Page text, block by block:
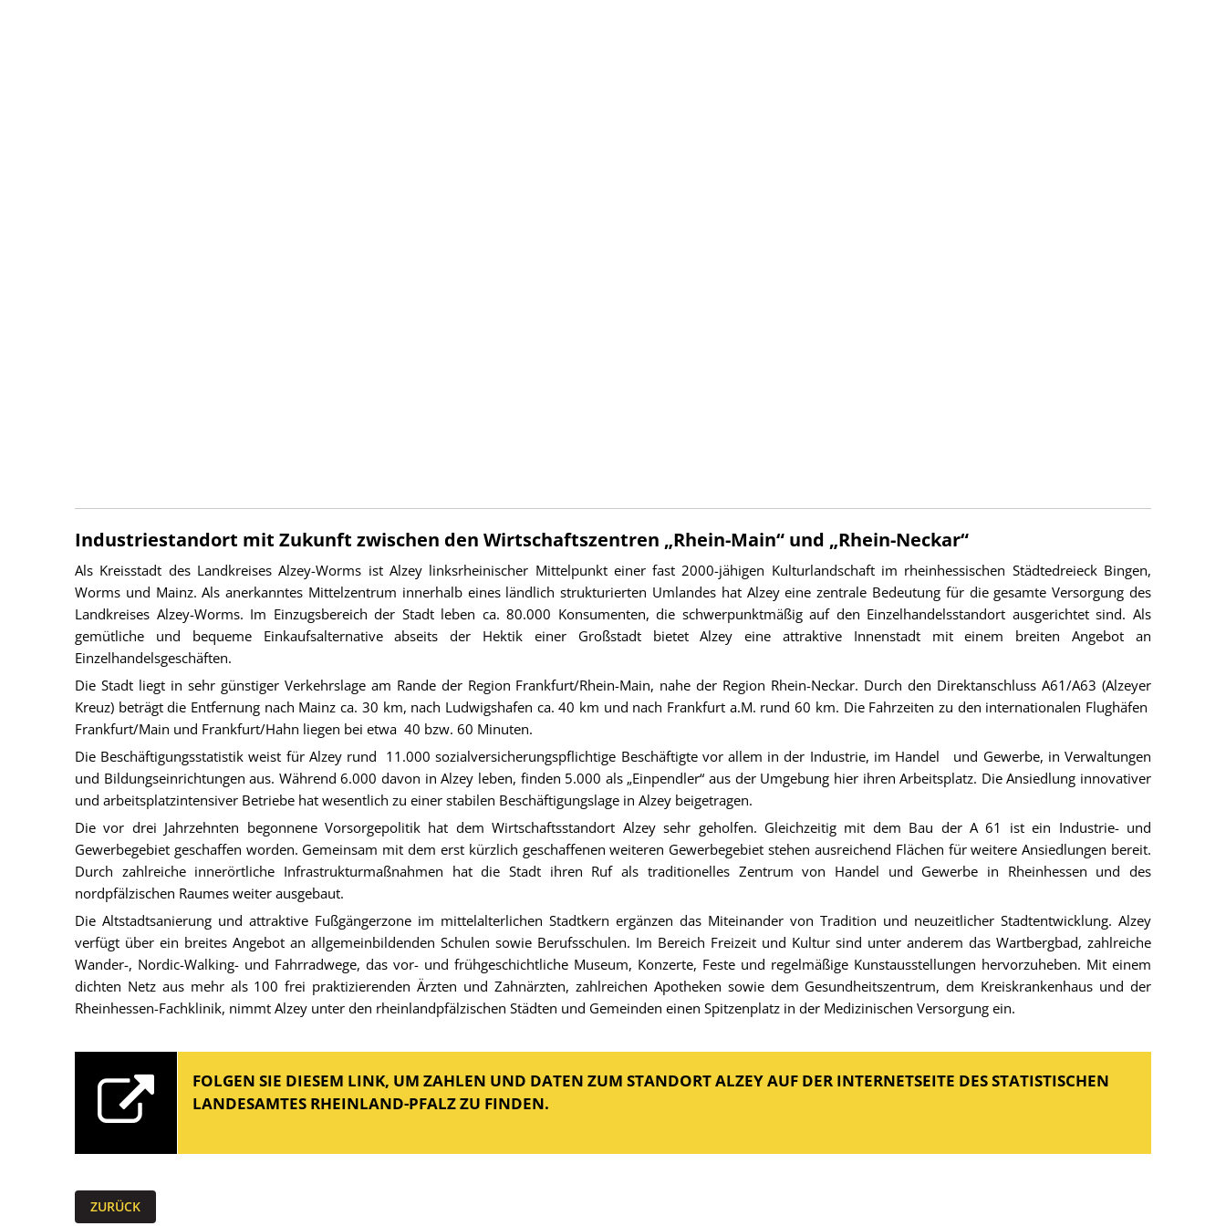
Industriestandort mit Zukunft zwischen den Wirtschaftszentren „Rhein-Main“ und „Rhein-Neckar“
Als Kreisstadt des Landkreises Alzey-Worms ist Alzey linksrheinischer Mittelpunkt einer fast 2000-jähigen Kulturlandschaft im rheinhessischen Städtedreieck Bingen,
Worms und Mainz. Als anerkanntes Mittelzentrum innerhalb eines ländlich strukturierten Umlandes hat Alzey eine zentrale Bedeutung für die gesamte Versorgung des
Landkreises Alzey-Worms. Im Einzugsbereich der Stadt leben ca. 80.000 Konsumenten, die schwerpunktmäßig auf den Einzelhandelsstandort ausgerichtet sind. Als
gemütliche und bequeme Einkaufsalternative abseits der Hektik einer Großstadt bietet Alzey eine attraktive Innenstadt mit einem breiten Angebot an
Einzelhandelsgeschäften.
Die Stadt liegt in sehr günstiger Verkehrslage am Rande der Region Frankfurt/Rhein-Main, nahe der Region Rhein-Neckar. Durch den Direktanschluss A61/A63 (Alzeyer
Kreuz) beträgt die Entfernung nach Mainz ca. 30 km, nach Ludwigshafen ca. 40 km und nach Frankfurt a.M. rund 60 km. Die Fahrzeiten zu den internationalen Flughäfen
Frankfurt/Main und Frankfurt/Hahn liegen bei etwa 40 bzw. 60 Minuten.
Die Beschäftigungsstatistik weist für Alzey rund 11.000 sozialversicherungspflichtige Beschäftigte vor allem in der Industrie, im Handel und Gewerbe, in Verwaltungen
und Bildungseinrichtungen aus. Während 6.000 davon in Alzey leben, finden 5.000 als „Einpendler“ aus der Umgebung hier ihren Arbeitsplatz. Die Ansiedlung innovativer
und arbeitsplatzintensiver Betriebe hat wesentlich zu einer stabilen Beschäftigungslage in Alzey beigetragen.
Die vor drei Jahrzehnten begonnene Vorsorgepolitik hat dem Wirtschaftsstandort Alzey sehr geholfen. Gleichzeitig mit dem Bau der A 61 ist ein Industrie- und
Gewerbegebiet geschaffen worden. Gemeinsam mit dem erst kürzlich geschaffenen weiteren Gewerbegebiet stehen ausreichend Flächen für weitere Ansiedlungen bereit.
Durch zahlreiche innerörtliche Infrastrukturmaßnahmen hat die Stadt ihren Ruf als traditionelles Zentrum von Handel und Gewerbe in Rheinhessen und des
nordpfälzischen Raumes weiter ausgebaut.
Die Altstadtsanierung und attraktive Fußgängerzone im mittelalterlichen Stadtkern ergänzen das Miteinander von Tradition und neuzeitlicher Stadtentwicklung. Alzey
verfügt über ein breites Angebot an allgemeinbildenden Schulen sowie Berufsschulen. Im Bereich Freizeit und Kultur sind unter anderem das Wartbergbad, zahlreiche
Wander-, Nordic-Walking- und Fahrradwege, das vor- und frühgeschichtliche Museum, Konzerte, Feste und regelmäßige Kunstausstellungen hervorzuheben. Mit einem
dichten Netz aus mehr als 100 frei praktizierenden Ärzten und Zahnärzten, zahlreichen Apotheken sowie dem Gesundheitszentrum, dem Kreiskrankenhaus und der
Rheinhessen-Fachklinik, nimmt Alzey unter den rheinlandpfälzischen Städten und Gemeinden einen Spitzenplatz in der Medizinischen Versorgung ein.
FOLGEN SIE DIESEM LINK, UM ZAHLEN UND DATEN ZUM STANDORT ALZEY AUF DER INTERNETSEITE DES STATISTISCHEN
LANDESAMTES RHEINLAND-PFALZ ZU FINDEN.
ZURÜCK